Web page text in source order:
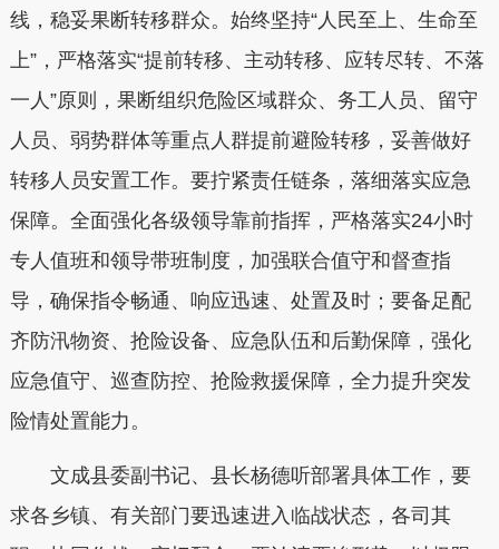
线，稳妥果断转移群众。 始终坚持“人民至上、生命至
上”，严格落实“提前转移、主动转移、应转尽转、不落
一人”原则，果断组织危险区域群众、务工人员、留守
人员、弱势群体等重点人群提前避险转移，妥善做好
转移人员安置工作。 要拧紧责任链条，落细落实应急
保障。 全面强化各级领导靠前指挥，严格落实24小时
专人值班和领导带班制度，加强联合值守和督查指
导，确保指令畅通、响应迅速、处置及时；要备足配
齐防汛物资、抢险设备、应急队伍和后勤保障，强化
应急值守、巡查防控、抢险救援保障，全力提升突发
险情处置能力。
文成县委副书记、县长杨德听部署具体工作，要
求各乡镇、有关部门要迅速进入临战状态，各司其